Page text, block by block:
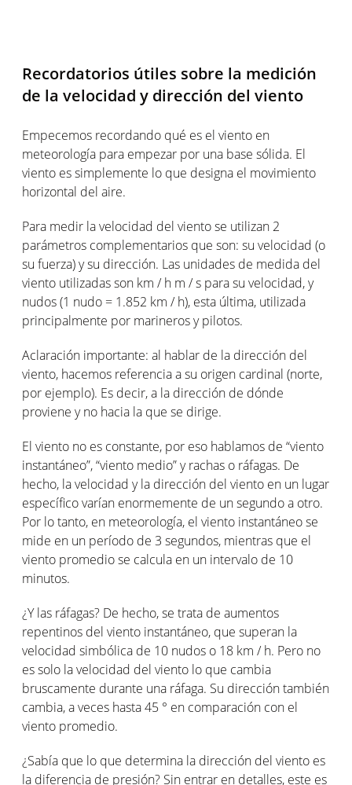
Recordatorios útiles sobre la medición
de la velocidad y dirección del viento
Empecemos recordando qué es el viento en
meteorología para empezar por una base sólida. El
viento es simplemente lo que designa el movimiento
horizontal del aire.
Para medir la velocidad del viento se utilizan 2
parámetros complementarios que son: su velocidad (o
su fuerza) y su dirección. Las unidades de medida del
viento utilizadas son km / h m / s para su velocidad, y
nudos (1 nudo = 1.852 km / h), esta última, utilizada
principalmente por marineros y pilotos.
Aclaración importante: al hablar de la dirección del
viento, hacemos referencia a su origen cardinal (norte,
por ejemplo). Es decir, a la dirección de dónde
proviene y no hacia la que se dirige.
El viento no es constante, por eso hablamos de “viento
instantáneo”, “viento medio” y rachas o ráfagas. De
hecho, la velocidad y la dirección del viento en un lugar
específico varían enormemente de un segundo a otro.
Por lo tanto, en meteorología, el viento instantáneo se
mide en un período de 3 segundos, mientras que el
viento promedio se calcula en un intervalo de 10
minutos.
¿Y las ráfagas? De hecho, se trata de aumentos
repentinos del viento instantáneo, que superan la
velocidad simbólica de 10 nudos o 18 km / h. Pero no
es solo la velocidad del viento lo que cambia
bruscamente durante una ráfaga. Su dirección también
cambia, a veces hasta 45 ° en comparación con el
viento promedio.
¿Sabía que lo que determina la dirección del viento es
la diferencia de presión? Sin entrar en detalles, este es